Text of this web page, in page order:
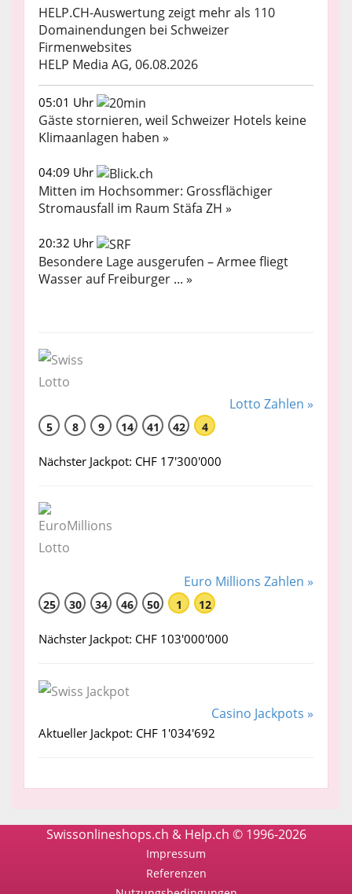
HELP.CH-Auswertung zeigt mehr als 110
Domainendungen bei Schweizer
Firmenwebsites
HELP Media AG, 06.08.2026
05:01 Uhr
Gäste stornieren, weil Schweizer Hotels keine
Klimaanlagen haben »
04:09 Uhr
Mitten im Hochsommer: Grossflächiger
Stromausfall im Raum Stäfa ZH »
20:32 Uhr
Besondere Lage ausgerufen – Armee fliegt
Wasser auf Freiburger ... »
Lotto Zahlen »
5 8 9 14 41 42 4
Nächster Jackpot: CHF 17'300'000
Euro Millions Zahlen »
25 30 34 46 50 1 12
Nächster Jackpot: CHF 103'000'000
Casino Jackpots »
Aktueller Jackpot: CHF 1'034'692
Swissonlineshops.ch & Help.ch © 1996-2026
Impressum
Referenzen